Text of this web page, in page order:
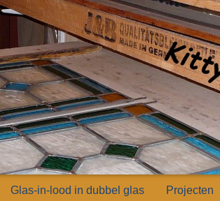
Glas-in-lood in dubbel glas Projecten